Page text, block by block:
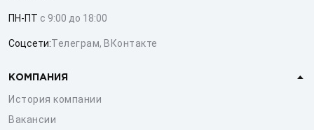
ПН-ПТ с 9:00 до 18:00
Соцсети:Телеграм, ВКонтакте
КОМПАНИЯ
История компании
Вакансии